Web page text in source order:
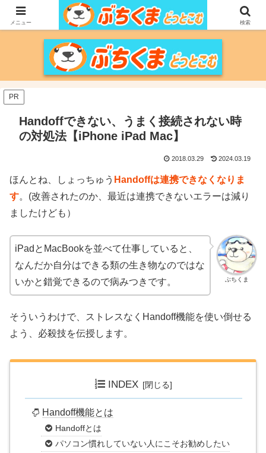
家づくりをメインに、家電、PC/MACなどのレビュー、育児、新潟の情報を気
の向くままに、気が済むまで調べ上げるブログです。
PR
Handoffできない、うまく接続されない時
の対処法【iPhone iPad Mac】
2018.03.29 2024.03.19
ほんとね、しょっちゅう Handoffは連携できなくなりま
す。(改善されたのか、最近は連携できないエラーは減り
ましたけども）
ぶちくま
iPadとMacBookを並べて仕事していると、
なんだか自分はできる類の生き物なのではな
いかと錯覚できるので病みつきです。
そういうわけで、ストレスなくHandoff機能を使い倒せる
よう、必殺技を伝授します。
INDEX
Handoff機能とは
Handoffとは
パソコン慣れしていない人にこそお勧めしたい
メニュー 検索